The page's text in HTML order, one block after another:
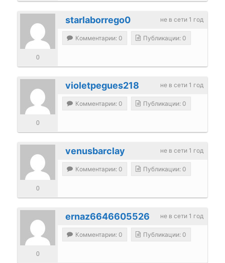
не в сети 1 год
starlaborrego0
0
Комментарии: 0 Публикации: 0
не в сети 1 год
violetpegues218
0
Комментарии: 0 Публикации: 0
не в сети 1 год
venusbarclay
0
Комментарии: 0 Публикации: 0
не в сети 1 год
ernaz6646605526
0
Комментарии: 0 Публикации: 0